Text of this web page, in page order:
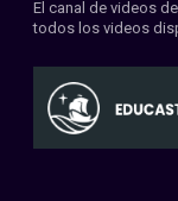
El canal de videos
todos los videos